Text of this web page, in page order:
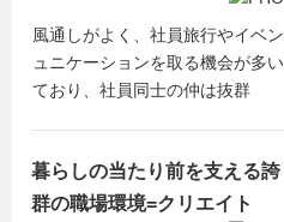
風通しがよく、社員旅行やイベ
ュニケーションを取る機会が多
ており、社員同士の仲は抜群
暮らしの当たり前を支える
群の職場環境=クリエイト